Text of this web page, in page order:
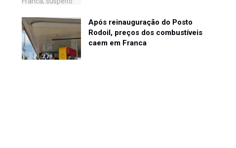
Após reinauguração do Posto
Rodoil, preços dos combustíveis
caem em Franca